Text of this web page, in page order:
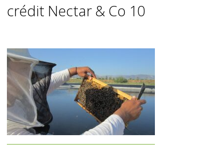
contenu
principal
crédit Nectar & Co 10